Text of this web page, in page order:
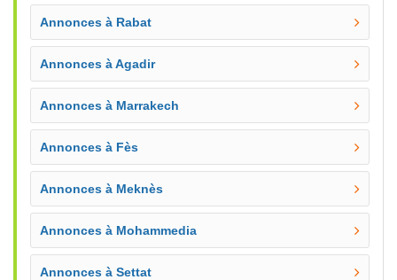
Annonces à Rabat
Annonces à Agadir
Annonces à Marrakech
Annonces à Fès
Annonces à Meknès
Annonces à Mohammedia
Annonces à Settat